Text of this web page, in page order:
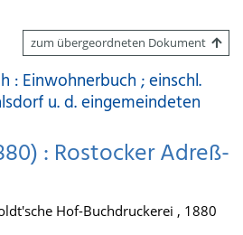
zum übergeordneten Dokument
: Einwohnerbuch ; einschl.
u. d. eingemeindeten
: Rostocker Adreß-
Hof-Buchdruckerei , 1880